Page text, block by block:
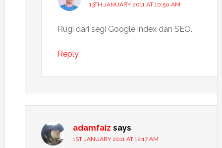
13TH JANUARY 2011 AT 10:50 AM
Rugi dari segi Google index dan SEO.
Reply
adamfaiz says
1ST JANUARY 2011 AT 12:17 AM